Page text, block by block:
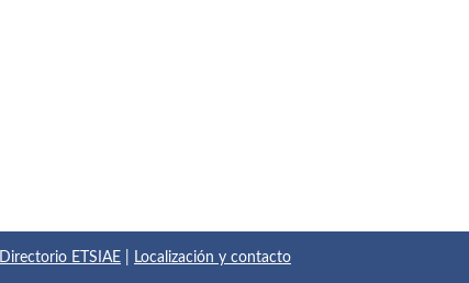
Directorio ETSIAE Localización y contacto